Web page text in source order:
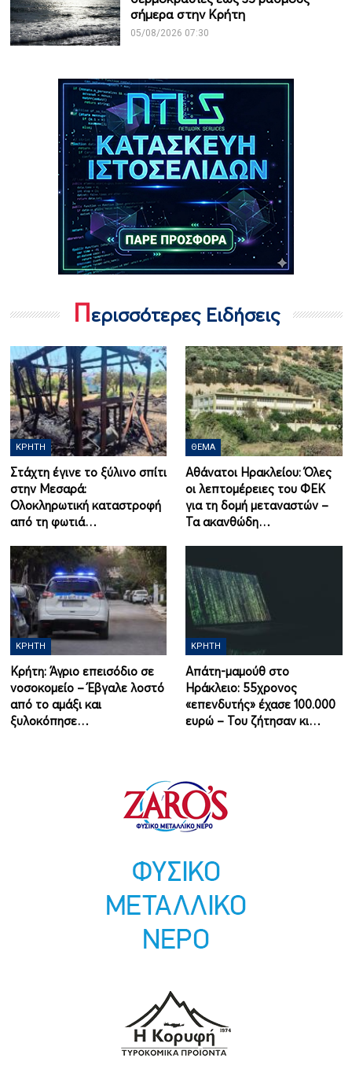
σήμερα στην Κρήτη
05/08/2026 07:30
Περισσότερες Ειδήσεις
ΚΡΉΤΗ
Στάχτη έγινε το ξύλινο σπίτι
στην Μεσαρά:
Ολοκληρωτική καταστροφή
από τη φωτιά…
ΘΈΜΑ
Αθάνατοι Ηρακλείου: Όλες
οι λεπτομέρειες του ΦΕΚ
για τη δομή μεταναστών –
Τα ακανθώδη…
ΚΡΉΤΗ
Κρήτη: Άγριο επεισόδιο σε
νοσοκομείο – Έβγαλε λοστό
από το αμάξι και
ξυλοκόπησε…
ΚΡΉΤΗ
Απάτη-μαμούθ στο
Ηράκλειο: 55χρονος
«επενδυτής» έχασε 100.000
ευρώ – Του ζήτησαν κι…